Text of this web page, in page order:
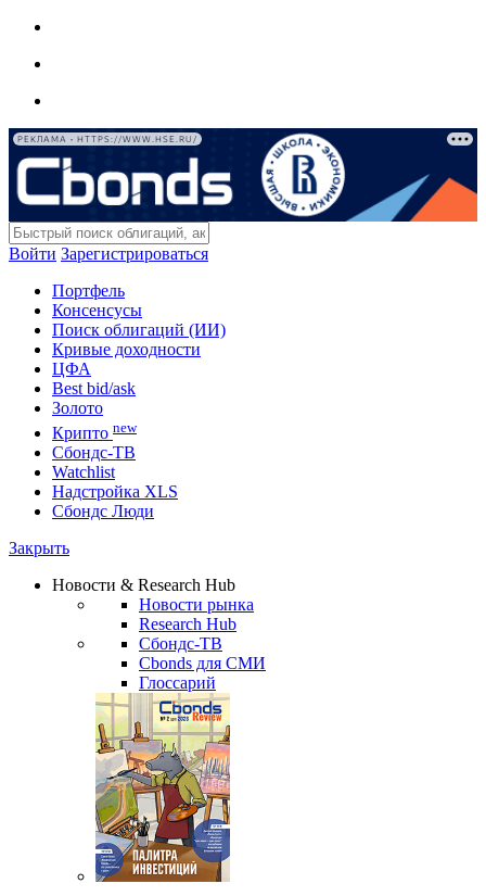
РЕКЛАМА • HTTPS://WWW.HSE.RU/
Войти Зарегистрироваться
Портфель
Консенсусы
Поиск облигаций (ИИ)
Кривые доходности
ЦФА
Best bid/ask
Золото
Крипто new
Сбондс-ТВ
Watchlist
Надстройка XLS
Сбондс Люди
Закрыть
Новости & Research Hub
Новости рынка
Research Hub
Сбондс-ТВ
Cbonds для СМИ
Глоссарий